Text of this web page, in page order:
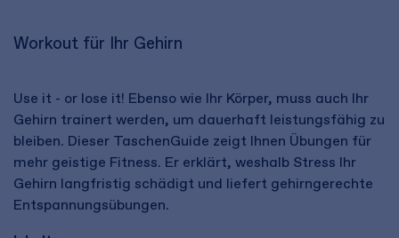
Workout für Ihr Gehirn
Use it - or lose it! Ebenso wie Ihr Körper, muss auch Ihr
Gehirn trainert werden, um dauerhaft leistungsfähig zu
bleiben. Dieser TaschenGuide zeigt Ihnen Übungen für
mehr geistige Fitness. Er erklärt, weshalb Stress Ihr
Gehirn langfristig schädigt und liefert gehirngerechte
Entspannungsübungen.